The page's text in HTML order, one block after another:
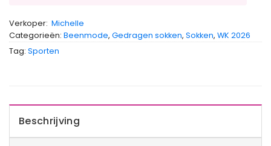
Verkoper: Michelle
Categorieën: Beenmode, Gedragen sokken, Sokken, WK 2026
Tag: Sporten
Beschrijving